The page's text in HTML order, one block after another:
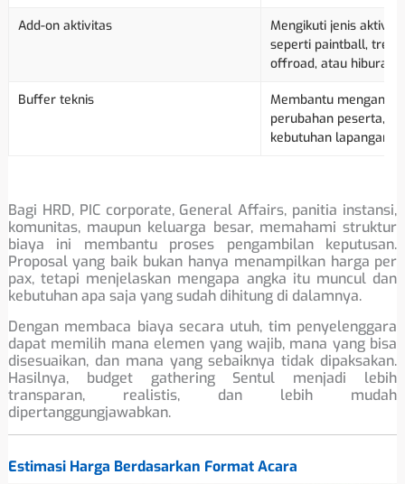
Add-on aktivitas
Mengikuti jenis
seperti paintball,
offroad, atau hiburan.
Buffer teknis
Membantu
perubahan peserta,
kebutuhan lapangan.
Bagi HRD, PIC corporate, General Affairs, panitia instansi,
komunitas, maupun keluarga besar, memahami struktur
biaya ini membantu proses pengambilan keputusan.
Proposal yang baik bukan hanya menampilkan harga per
pax, tetapi menjelaskan mengapa angka itu muncul dan
kebutuhan apa saja yang sudah dihitung di dalamnya.
Dengan membaca biaya secara utuh, tim penyelenggara
dapat memilih mana elemen yang wajib, mana yang bisa
disesuaikan, dan mana yang sebaiknya tidak dipaksakan.
Hasilnya, budget gathering Sentul menjadi lebih
transparan, realistis, dan lebih mudah
dipertanggungjawabkan.
Estimasi Harga Berdasarkan Format Acara